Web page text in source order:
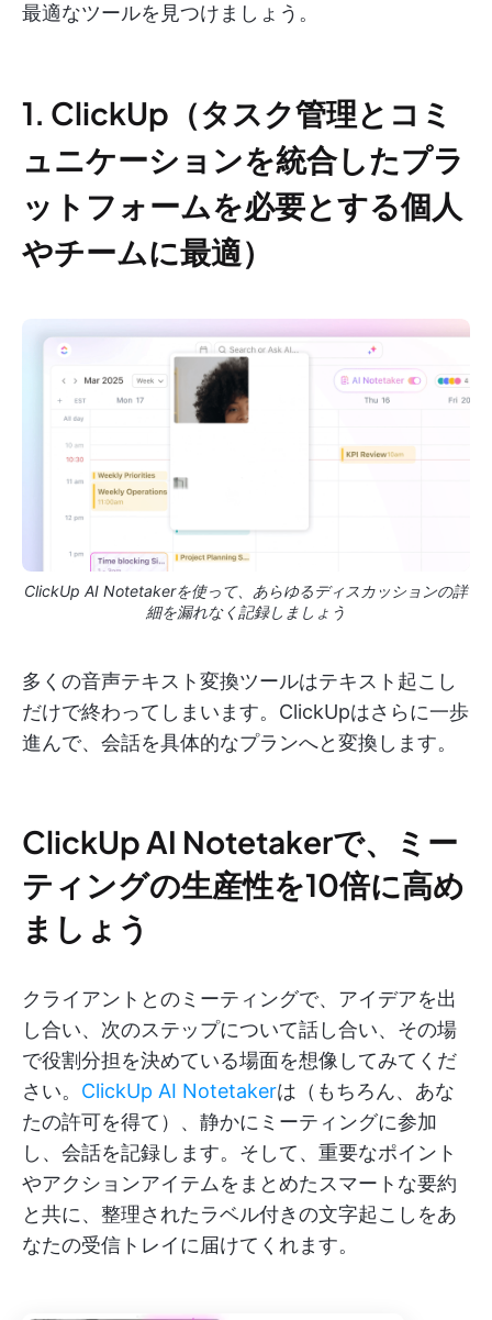
最適なツールを見つけましょう。
1. ClickUp（タスク管理とコミ
ュニケーションを統合したプラ
ットフォームを必要とする個人
やチームに最適）
ClickUp AI Notetakerを使って、あらゆるディスカッションの詳
細を漏れなく記録しましょう
多くの音声テキスト変換ツールはテキスト起こし
だけで終わってしまいます。ClickUpはさらに一歩
進んで、会話を具体的なプランへと変換します。
ClickUp AI Notetakerで、ミー
ティングの生産性を10倍に高め
ましょう
クライアントとのミーティングで、アイデアを出
し合い、次のステップについて話し合い、その場
で役割分担を決めている場面を想像してみてくだ
さい。 ClickUp AI Notetakerは（もちろん、あな
たの許可を得て）、静かにミーティングに参加
し、会話を記録します。そして、重要なポイント
やアクションアイテムをまとめたスマートな要約
と共に、整理されたラベル付きの文字起こしをあ
なたの受信トレイに届けてくれます。